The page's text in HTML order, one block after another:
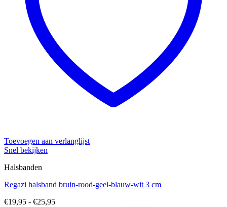
Toevoegen aan verlanglijst
Snel bekijken
Halsbanden
Regazi halsband bruin-rood-geel-blauw-wit 3 cm
€19,95 - €25,95Prijsklasse: